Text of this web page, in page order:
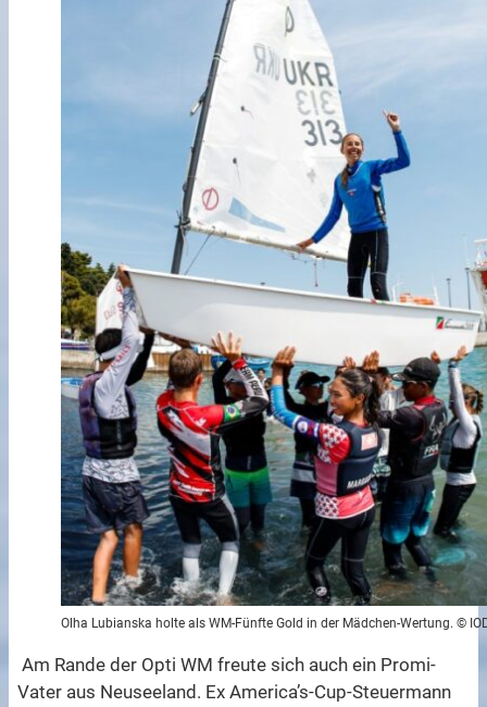
Olha Lubianska holte als WM-Fünfte Gold in der Mädchen-Wertung. ©
Am Rande der Opti WM freute sich auch ein Promi-
Vater aus Neuseeland. Ex America’s-Cup-Steuermann